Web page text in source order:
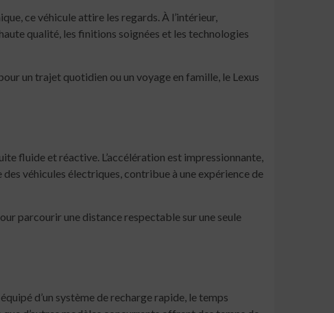
ce véhicule attire les regards. À l’intérieur,
qualité, les finitions soignées et les technologies
un trajet quotidien ou un voyage en famille, le Lexus
fluide et réactive. L’accélération est impressionnante,
véhicules électriques, contribue à une expérience de
parcourir une distance respectable sur une seule
d’un système de recharge rapide, le temps